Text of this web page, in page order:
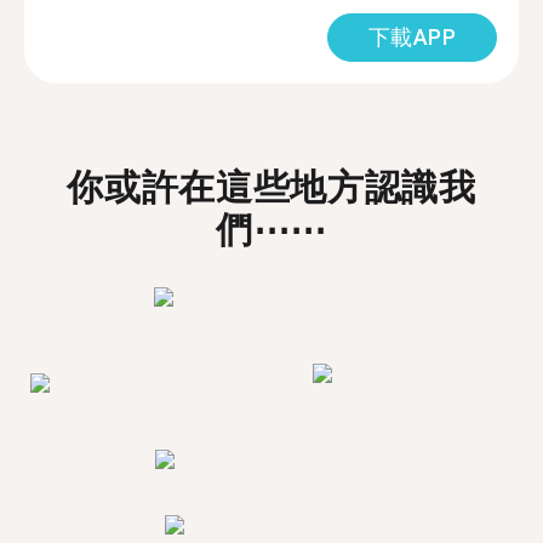
下載APP
你或許在這些地方認識我
們⋯⋯